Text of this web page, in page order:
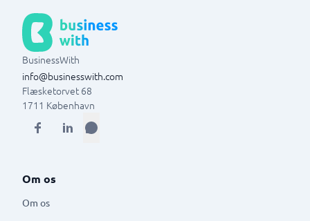
BusinessWith
info@businesswith.com
Flæsketorvet 68
1711 København
Om os
Om os